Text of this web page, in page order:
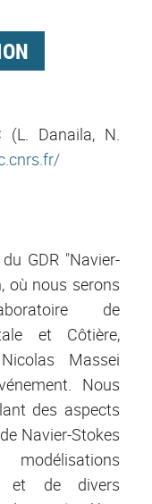
(L. Danaila, N.
GDR "Navier-
où nous serons
de
et Côtière,
Massei
Nous
des aspects
Navier-Stokes
et de divers